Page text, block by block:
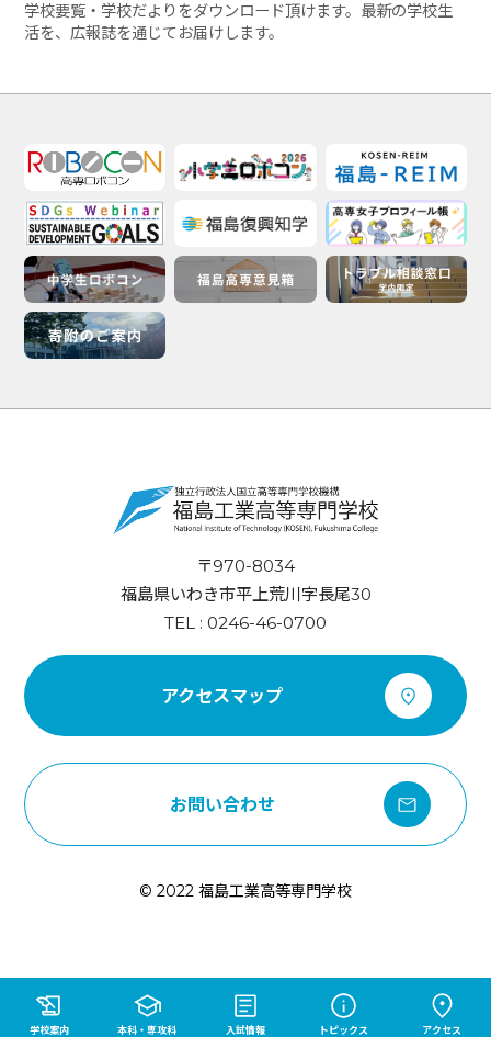
学校案内 本科・専攻科 入試情報 トピックス アクセス
学校要覧・学校だよりをダウンロード頂けます。最新の学校生
活を、広報誌を通じてお届けします。
〒970-8034
福島県いわき市平上荒川字長尾30
TEL : 0246-46-0700
アクセスマップ
お問い合わせ
© 2022 福島工業高等専門学校